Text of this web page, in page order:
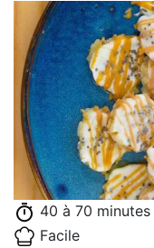
40 à 70 minutes
Facile